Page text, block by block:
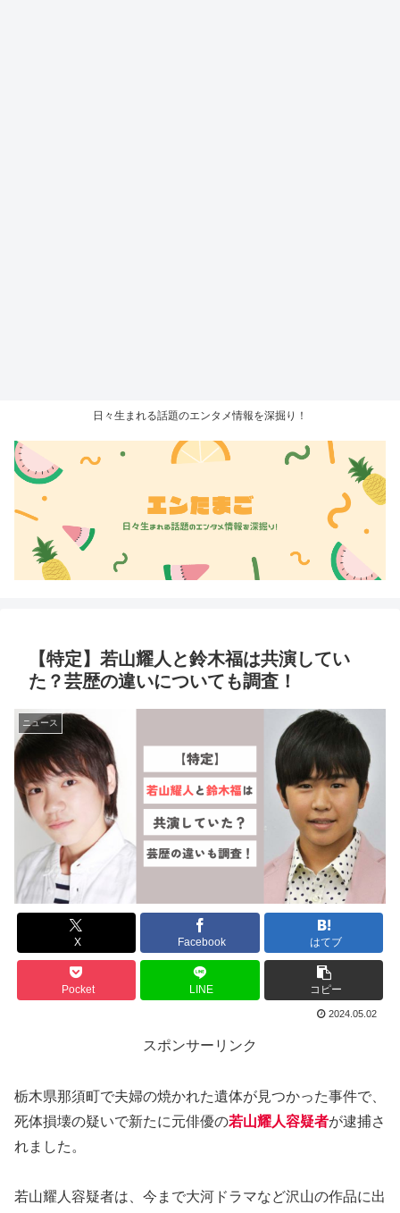
日々生まれる話題のエンタメ情報を深掘り！
【特定】若山耀人と鈴木福は共演してい
た？芸歴の違いについても調査！
ニュース
X Facebook はてブ
Pocket LINE コピー
2024.05.02
スポンサーリンク
栃木県那須町で夫婦の焼かれた遺体が見つかった事件で、
死体損壊の疑いで新たに元俳優の若山耀人容疑者が逮捕さ
れました。
若山耀人容疑者は、今まで大河ドラマなど沢山の作品に出